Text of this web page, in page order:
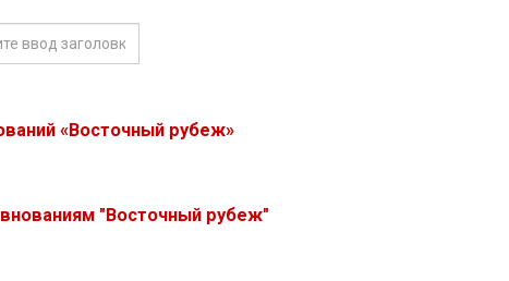
«Восточный рубеж»
"Восточный рубеж"